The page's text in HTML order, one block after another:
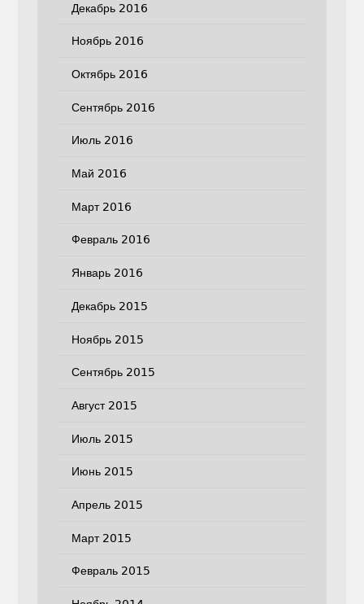
Декабрь 2016
Ноябрь 2016
Октябрь 2016
Сентябрь 2016
Июль 2016
Май 2016
Март 2016
Февраль 2016
Январь 2016
Декабрь 2015
Ноябрь 2015
Сентябрь 2015
Август 2015
Июль 2015
Июнь 2015
Апрель 2015
Март 2015
Февраль 2015